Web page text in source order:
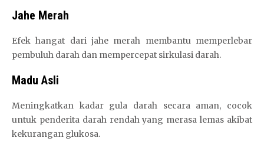
Jahe Merah
Efek hangat dari jahe merah membantu memperlebar
pembuluh darah dan mempercepat sirkulasi darah.
Madu Asli
Meningkatkan kadar gula darah secara aman, cocok
untuk penderita darah rendah yang merasa lemas akibat
kekurangan glukosa.